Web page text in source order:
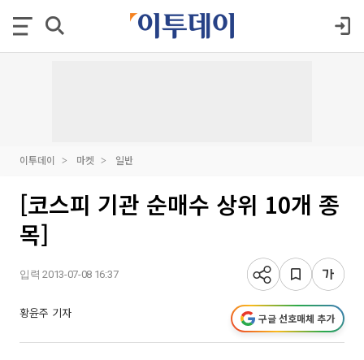
이투데이 마켓 일반
[코스피 기관 순매수 상위 10개 종
목]
입력 2013-07-08 16:37
황윤주 기자 구글 선호매체 추가